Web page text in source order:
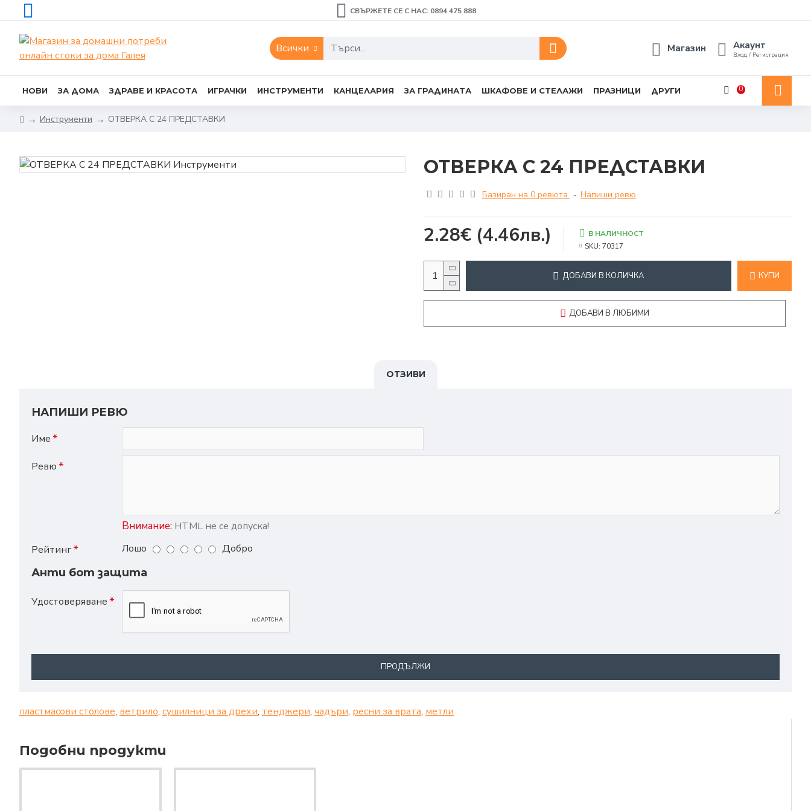
СВЪРЖЕТЕ СЕ С НАС: 0894 475 888
Всички Магазин Акаунт
Вход / Регистрация
НОВИ ЗА ДОМА ЗДРАВЕ И КРАСОТА ИГРАЧКИ ИНСТРУМЕНТИ КАНЦЕЛАРИЯ ЗА ГРАДИНАТА ШКАФОВЕ И СТЕЛАЖИ ПРАЗНИЦИ ДРУГИ 0
Инструменти ОТВЕРКА С 24 ПРЕДСТАВКИ
ОТВЕРКА С 24 ПРЕДСТАВКИ
Базиран на 0 ревюта. - Напиши ревю
2.28€ (4.46лв.)
В НАЛИЧНОСТ
SKU: 70317
ДОБАВИ В КОЛИЧКА КУПИ
ДОБАВИ В ЛЮБИМИ
ОТЗИВИ
НАПИШИ РЕВЮ
Име
Ревю
Внимание: HTML не се допуска!
Рейтинг
Лошо
Добро
Анти бот защита
Удостоверяване
ПРОДЪЛЖИ
пластмасови столове, ветрило, сушилници за дрехи, тенджери, чадъри, ресни за врата, метли
Подобни продукти